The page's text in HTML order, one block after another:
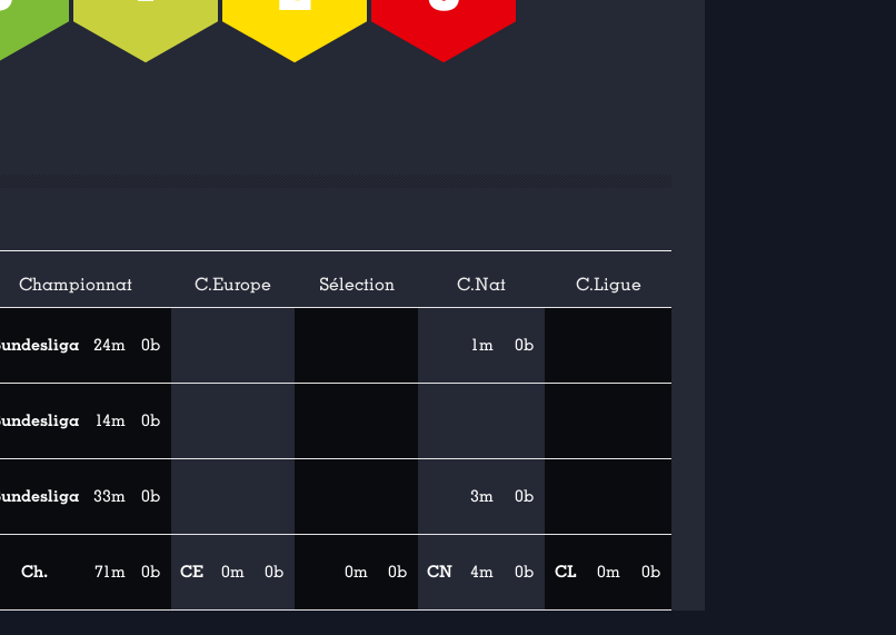
Championnat C.Europe Sélection C.Nat C.Ligue
24m 0b 1m 0b
14m 0b
33m 0b 3m 0b
Ch. 71m 0b CE 0m 0b 0m 0b CN 4m 0b CL 0m 0b